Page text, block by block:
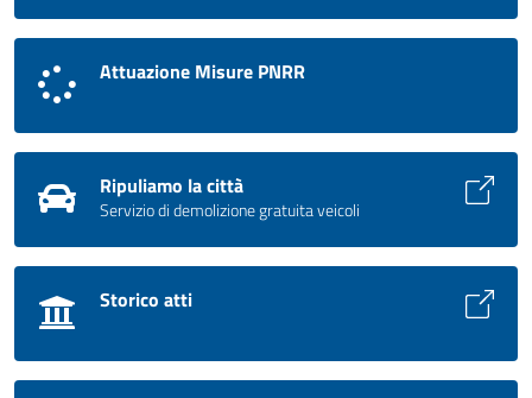
Attuazione Misure PNRR
Ripuliamo la città
Servizio di demolizione gratuita veicoli
Storico atti